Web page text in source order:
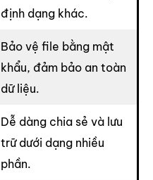
định dạng khác.
Bảo vệ file bằng mật
khẩu, đảm bảo an toàn
dữ liệu.
Dễ dàng chia sẻ và lưu
trữ dưới dạng nhiều
phần.